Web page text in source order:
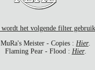
wordt het volgende filter
MuRa's Meister - Copies : Hier.
Flaming Pear - Flood : Hier.